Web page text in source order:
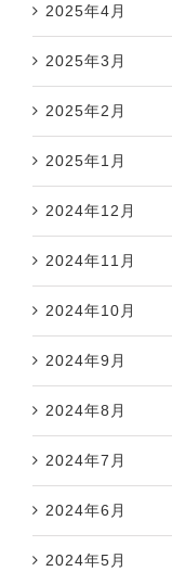
2025年4月
2025年3月
2025年2月
2025年1月
2024年12月
2024年11月
2024年10月
2024年9月
2024年8月
2024年7月
2024年6月
2024年5月